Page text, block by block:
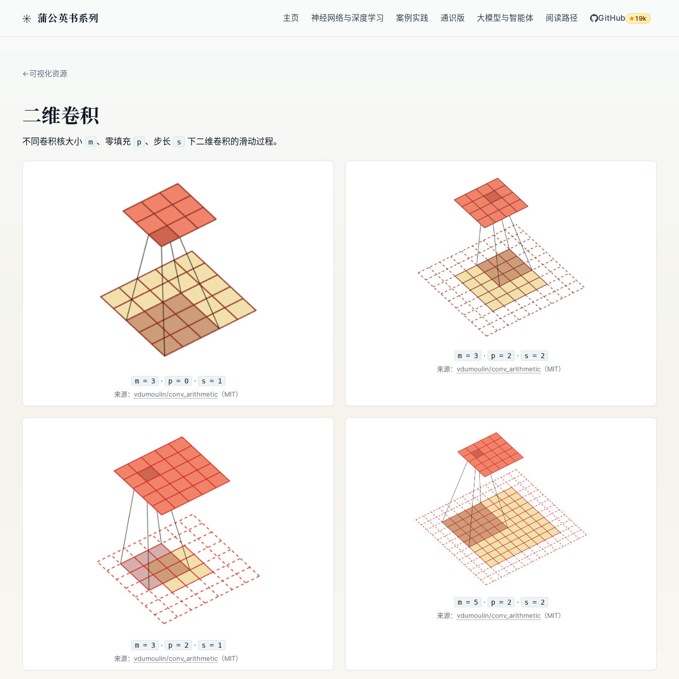
蒲公英书系列 主页 神经网络与深度学习 案例实践 通识版 大模型与智能体 阅读路径 GitHub 19k
可视化资源
二维卷积
不同卷积核大小 m 、零填充 p 、步长 s 下二维卷积的滑动过程。
m = 3 · p = 0 ·
s = 1
来源： vdumoulin/conv_arithmetic （MIT）
m = 3 · p = 2 ·
s = 2
来源： vdumoulin/conv_arithmetic （MIT）
m = 3 · p = 2 ·
s = 1
来源： vdumoulin/conv_arithmetic （MIT）
m = 5 · p = 2 ·
s = 2
来源： vdumoulin/conv_arithmetic （MIT）